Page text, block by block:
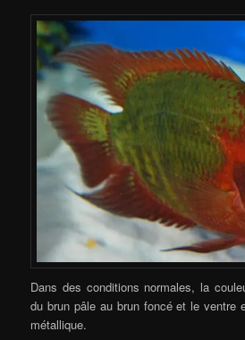
Dans des conditions normales, la
du brun pâle au brun foncé et le ventre
métallique.